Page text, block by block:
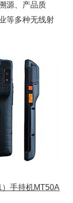
源、产品质
等多种无线射
手持机MT50A